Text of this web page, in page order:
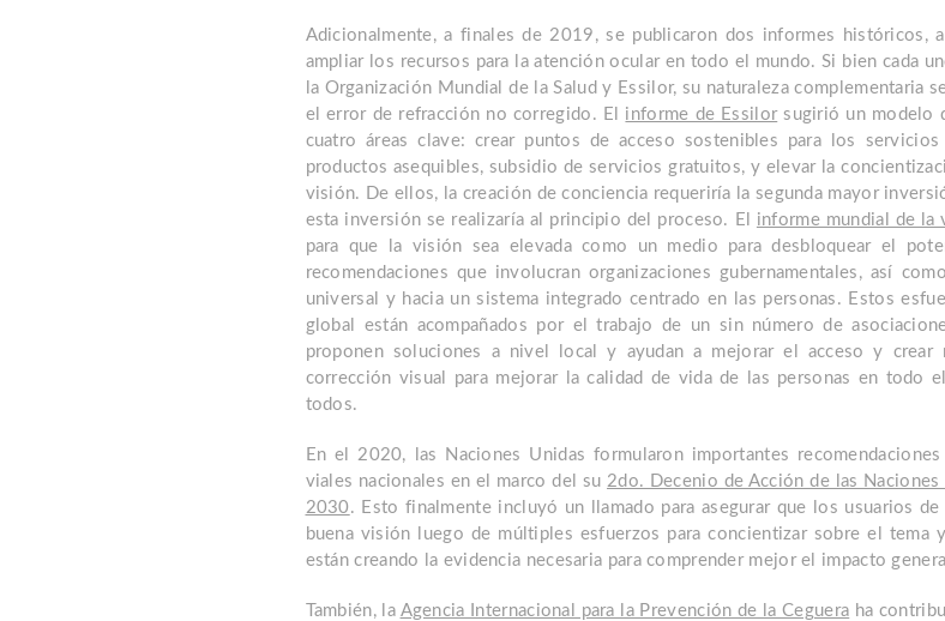
Adicionalmente, a finales de 2019, se publicaron dos informes históricos,
ampliar los recursos para la atención ocular en todo el mundo. Si bien cada
la Organización Mundial de la Salud y Essilor, su naturaleza complementaria
el error de refracción no corregido. El informe de Essilorsugirió un modelo
cuatro áreas clave: crear puntos de acceso sostenibles para los
productos asequibles, subsidio de servicios gratuitos, y elevar la
visión. De ellos, la creación de conciencia requeriría la segunda mayor
esta inversión se realizaría al principio del proceso. El informe mundial de la
para que la visión sea elevada como un medio para desbloquear el
recomendaciones que involucran organizaciones gubernamentales, así
universal y hacia un sistema integrado centrado en las personas. Estos
global están acompañados por el trabajo de un sin número de
proponen soluciones a nivel local y ayudan a mejorar el acceso y crear
corrección visual para mejorar la calidad de vida de las personas en todo
todos.
En el 2020, las Naciones Unidas formularon importantes
viales nacionales en el marco del su 2do. Decenio de Acción de las
2030. Esto finalmente incluyó un llamado para asegurar que los usuarios
buena visión luego de múltiples esfuerzos para concientizar sobre el tema
están creando la evidencia necesaria para comprender mejor el impacto
También, la Agencia Internacional para la Prevención de la Ceguera ha